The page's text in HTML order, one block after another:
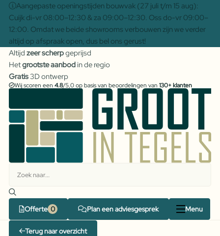
Aangepaste openingstijden bouwvak (27 juli t/m 15 aug):
Cuijk di-vr 08:00–12:30 & za 09:00–12:30. Oss do-vr 09:00–
12:00. Omdat we beide showrooms verbouwen zijn we verder
altijd op afspraak open, dus bel ons gerust!
Altijd zeer scherpgeprijsd
Hetgrootste aanbodin de regio
Gratis3D ontwerp
Wij scoren een 4.8/5,0 op basis van beoordelingen van 130+ klanten
Offerte Plan een adviesgesprek Menu
Terug naar overzicht